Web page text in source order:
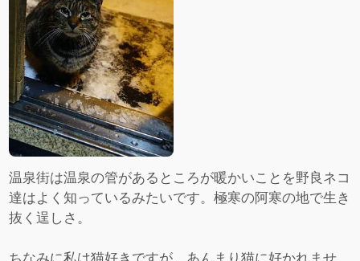
温泉街は温泉の管があるところが暖かいことを野良ネコ
達はよく知っているみたいです。極寒の阿寒の地で生き
抜く逞しさ。